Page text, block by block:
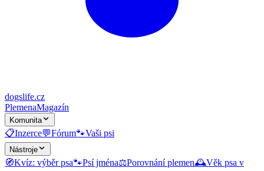
dogslife.cz
PlemenaMagazín
Komunita
📋Inzerce💬Fórum🐾Vaši psi
Nástroje
🧭Kvíz: výběr psa🐾Psí jména⚖️Porovnání plemen🕰️Věk psa v